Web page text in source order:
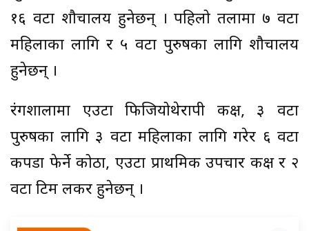
१६ वटा शौचालय हुनेछन् । पहिलो तलामा ७ वटा
महिलाका लागि र ५ वटा पुरुषका लागि शौचालय
हुनेछन् ।
रंगशालामा एउटा फिजियोथेरापी कक्ष, ३ वटा
पुरुषका लागि ३ वटा महिलाका लागि गरेर ६ वटा
कपडा फेर्ने कोठा, एउटा प्राथमिक उपचार कक्ष र २
वटा टिम लकर हुनेछन् ।